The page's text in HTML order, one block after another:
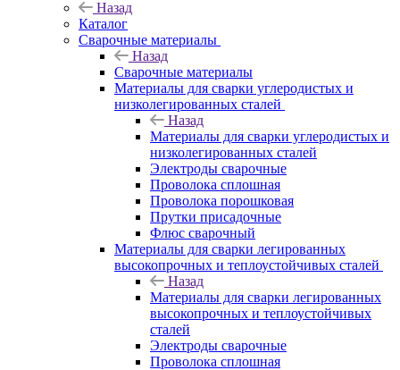
Назад
Каталог
Сварочные материалы
Назад
Сварочные материалы
Материалы для сварки углеродистых и
низколегированных сталей
Назад
Материалы для сварки углеродистых и
низколегированных сталей
Электроды сварочные
Проволока сплошная
Проволока порошковая
Прутки присадочные
Флюс сварочный
Материалы для сварки легированных
высокопрочных и теплоустойчивых сталей
Назад
Материалы для сварки легированных
высокопрочных и теплоустойчивых
сталей
Электроды сварочные
Проволока сплошная